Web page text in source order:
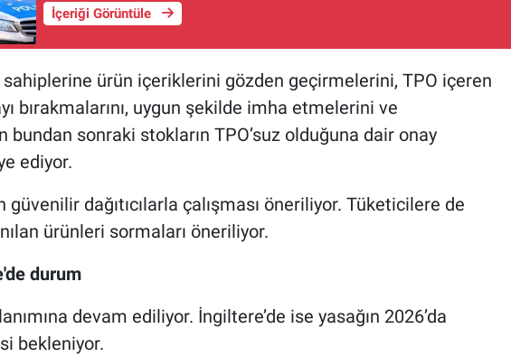
İçeriği Görüntüle
ürün içeriklerini gözden geçirmelerini, TPO içeren
bırakmalarını, uygun şekilde imha etmelerini ve
sonraki stokların TPO’suz olduğuna dair onay
ediyor.
güvenilir dağıtıcılarla çalışması öneriliyor. Tüketicilere de
ürünleri sormaları öneriliyor.
durum
devam ediliyor. İngiltere’de ise yasağın 2026’da
bekleniyor.